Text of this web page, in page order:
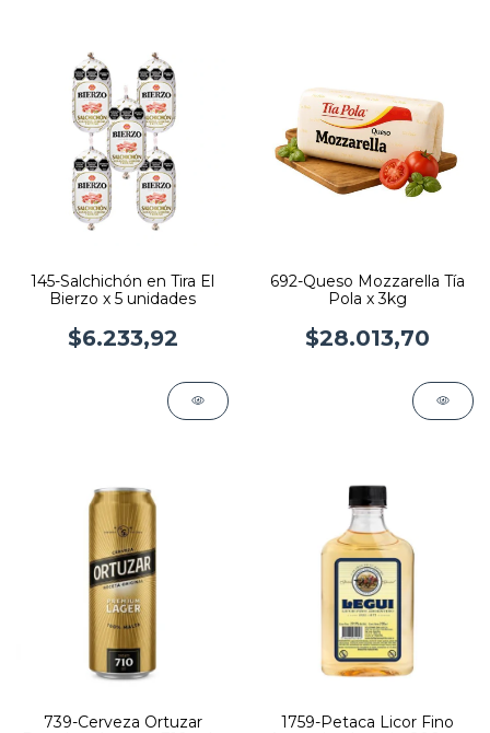
145-Salchichón en Tira El
Bierzo x 5 unidades
$6.233,92
692-Queso Mozzarella Tía
Pola x 3kg
$28.013,70
739-Cerveza Ortuzar
1759-Petaca Licor Fino